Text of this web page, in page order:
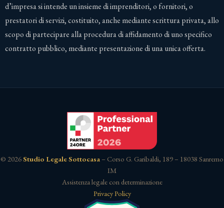
d’impresa si intende un insieme di imprenditori, o fornitori, o
prestatori di servizi, costituito, anche mediante scrittura privata, allo
scopo di partecipare alla procedura di affidamento di uno specifico
contratto pubblico, mediante presentazione di una unica offerta.
© 2026Studio Legale Sottocasa – Corso G. Garibaldi, 189 – 18038 Sanremo
IM
Assistenza legale con determinazione
Privacy Policy